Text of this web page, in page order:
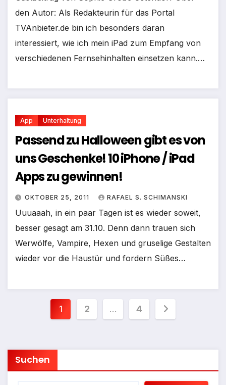
den Autor: Als Redakteurin für das Portal
TVAnbieter.de bin ich besonders daran
interessiert, wie ich mein iPad zum Empfang von
verschiedenen Fernsehinhalten einsetzen kann.…
App Unterhaltung
Passend zu Halloween gibt es von
uns Geschenke! 10 iPhone / iPad
Apps zu gewinnen!
OKTOBER 25, 2011 RAFAEL S. SCHIMANSKI
Uuuaaah, in ein paar Tagen ist es wieder soweit,
besser gesagt am 31.10. Denn dann trauen sich
Werwölfe, Vampire, Hexen und gruselige Gestalten
wieder vor die Haustür und fordern Süßes…
Seitennummerierung
Beiträge
1 2 … 4
Suchen